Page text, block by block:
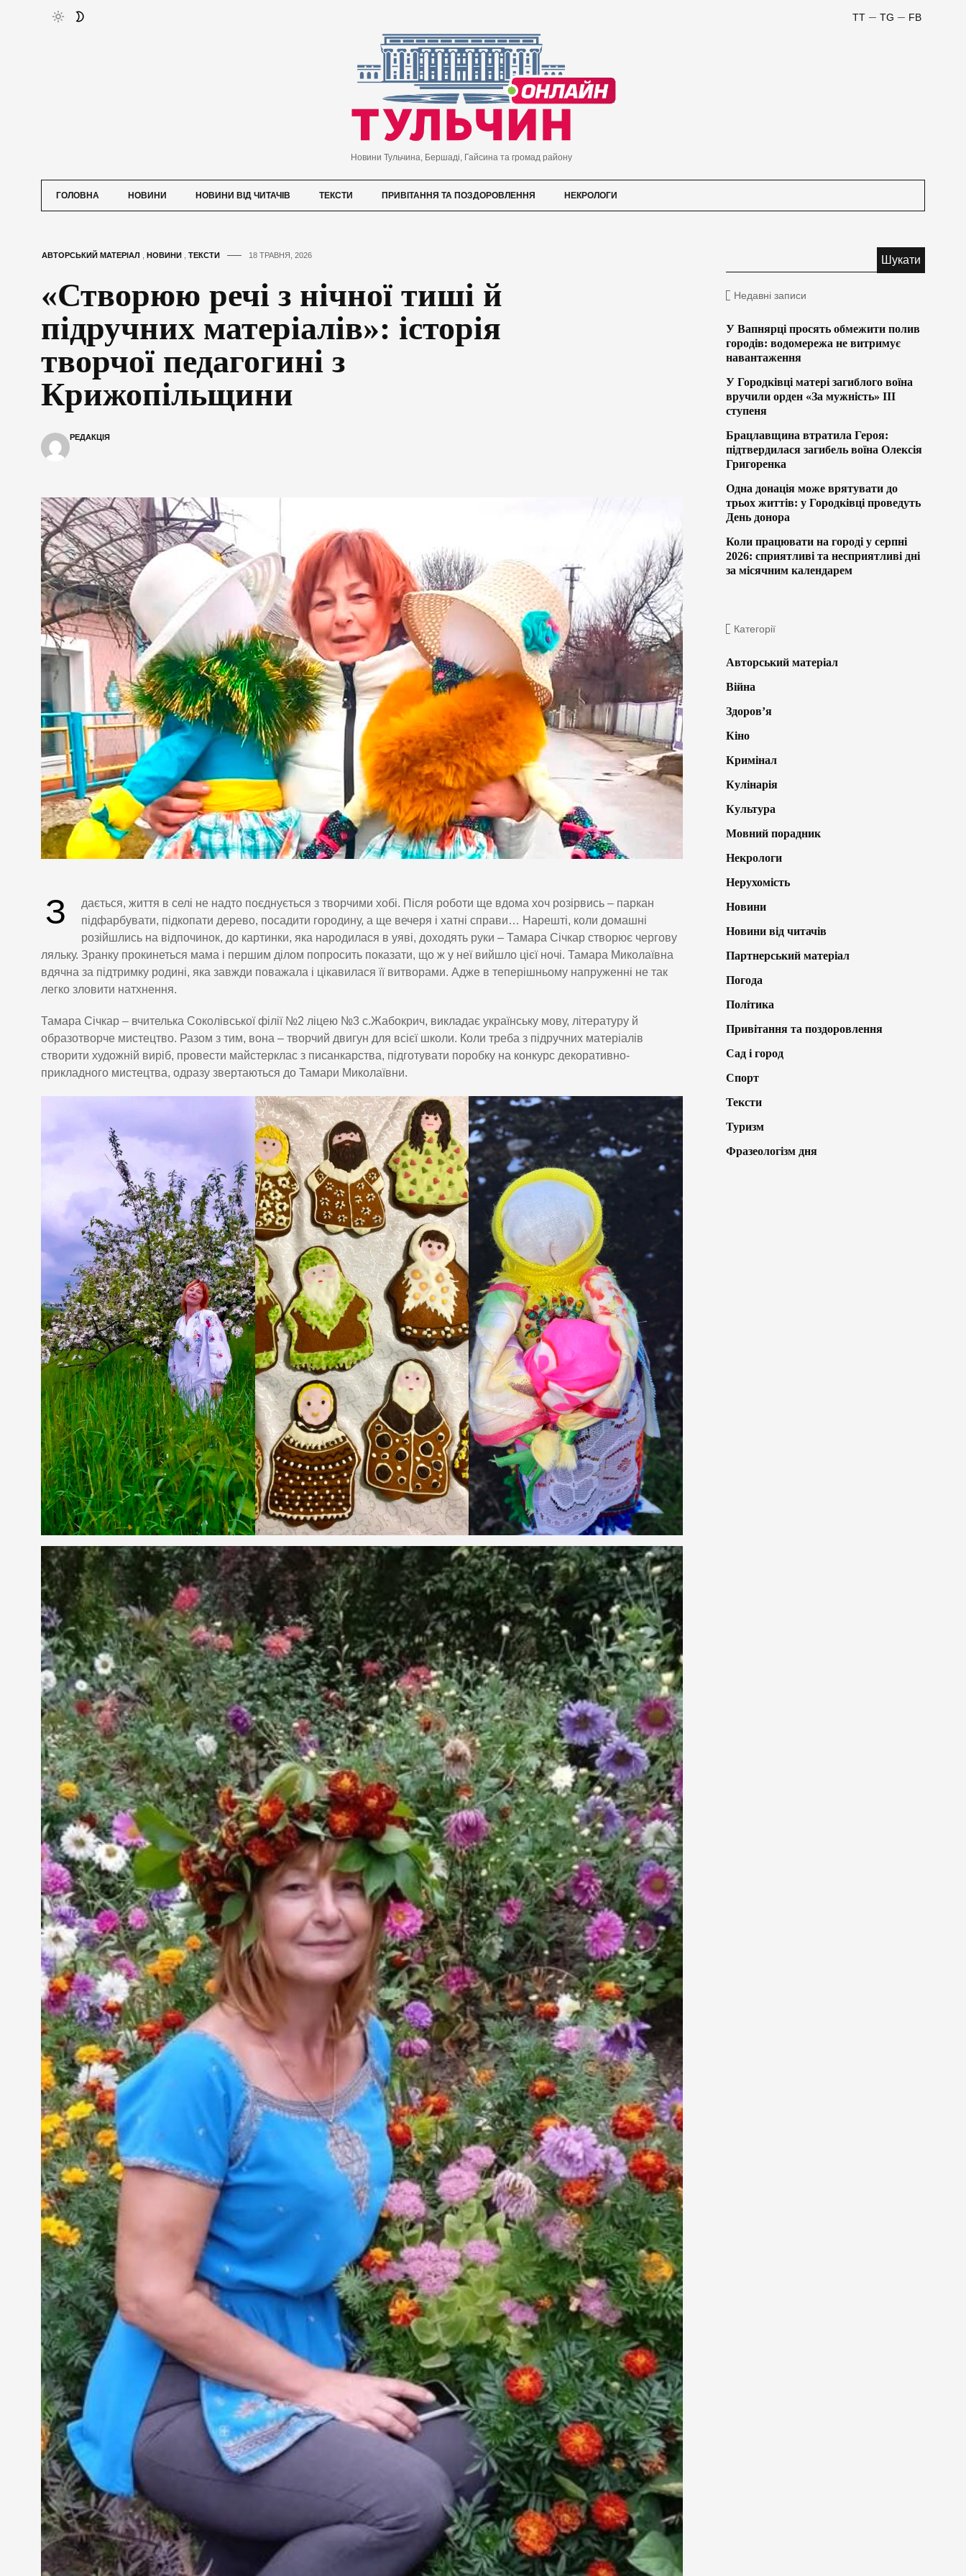
FB
TG
TT
Новини Тульчина, Бершаді, Гайсина та громад району
ГОЛОВНА НОВИНИ НОВИНИ ВІД ЧИТАЧІВ ТЕКСТИ ПРИВІТАННЯ ТА ПОЗДОРОВЛЕННЯ НЕКРОЛОГИ
АВТОРСЬКИЙ МАТЕРІАЛ НОВИНИ ТЕКСТИ 18 ТРАВНЯ, 2026
«Створюю речі з нічної тиші й
підручних матеріалів»: історія
творчої педагогині з
Крижопільщини
РЕДАКЦІЯ
З
дається, життя в селі не надто поєднується з творчими хобі. Після роботи ще вдома хоч розірвись – паркан
підфарбувати, підкопати дерево, посадити городину, а ще вечеря і хатні справи… Нарешті, коли домашні
розійшлись на відпочинок, до картинки, яка народилася в уяві, доходять руки – Тамара Січкар створює чергову
ляльку. Зранку прокинеться мама і першим ділом попросить показати, що ж у неї вийшло цієї ночі. Тамара Миколаївна
вдячна за підтримку родині, яка завжди поважала і цікавилася її витворами. Адже в теперішньому напруженні не так
легко зловити натхнення.
Тамара Січкар – вчителька Соколівської філії №2 ліцею №3 с.Жабокрич, викладає українську мову, літературу й
образотворче мистецтво. Разом з тим, вона – творчий двигун для всієї школи. Коли треба з підручних матеріалів
створити художній виріб, провести майстерклас з писанкарства, підготувати поробку на конкурс декоративно-
прикладного мистецтва, одразу звертаються до Тамари Миколаївни.
Недавні записи
У Вапнярці просять обмежити полив
городів: водомережа не витримує
навантаження
У Городківці матері загиблого воїна
вручили орден «За мужність» ІІІ
ступеня
Брацлавщина втратила Героя:
підтвердилася загибель воїна Олексія
Григоренка
Одна донація може врятувати до
трьох життів: у Городківці проведуть
День донора
Коли працювати на городі у серпні
2026: сприятливі та несприятливі дні
за місячним календарем
Категорії
Авторський матеріал
Війна
Здоров’я
Кіно
Кримінал
Кулінарія
Культура
Мовний порадник
Некрологи
Нерухомість
Новини
Новини від читачів
Партнерський матеріал
Погода
Політика
Привітання та поздоровлення
Сад і город
Спорт
Тексти
Туризм
Фразеологізм дня